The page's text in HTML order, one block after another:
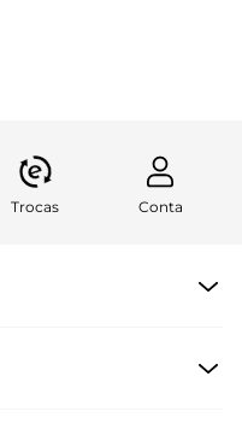
Trocas Conta